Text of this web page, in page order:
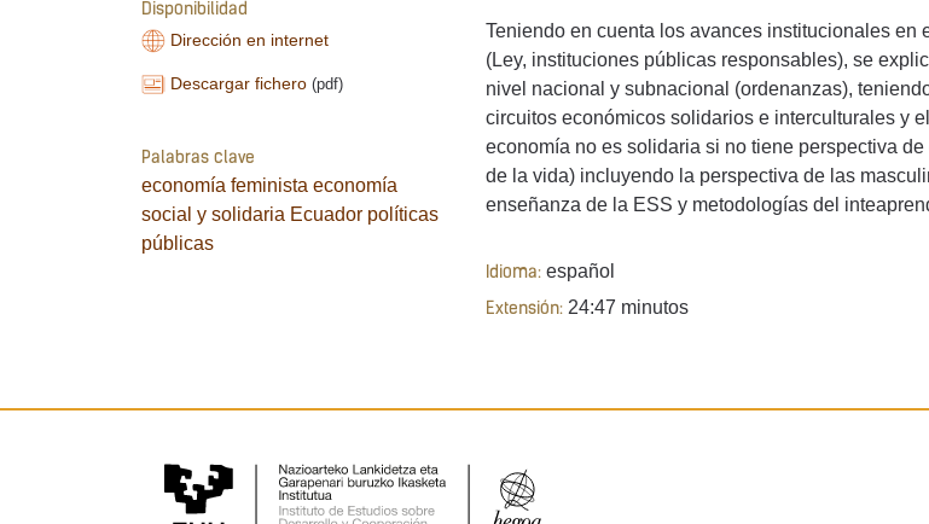
Disponibilidad
Dirección en internet
Descargar fichero (pdf)
Palabras clave
economía feminista economía
social y solidaria Ecuador políticas
públicas
Teniendo en cuenta los avances institucionales
(Ley, instituciones públicas responsables), se
nivel nacional y subnacional (ordenanzas),
circuitos económicos solidarios e interculturales y
economía no es solidaria si no tiene perspectiva
de la vida) incluyendo la perspectiva de las
enseñanza de la ESS y metodologías del
Idioma: español
Extensión: 24:47 minutos